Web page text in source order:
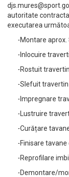
autoritate
executarea
-Montare aprox.
-Inlocuire
-Rostuit travertin
-Slefuit travertin
-Impregnare
-Lustruire
-Curățare tavane
-Finisare tavane
-Reprofilare
-Demontare/